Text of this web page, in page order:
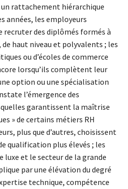
rattachement hiérarchique
années, les employeurs
des diplômés formés à
haut niveau et polyvalents ; les
ou d’écoles de commerce
lorsqu’ils complètent leur
option ou une spécialisation
l’émergence des
garantissent la maîtrise
» de certains métiers RH
plus que d’autres, choisissent
qualification plus élevés ; les
et le secteur de la grande
par une élévation du degré
technique, compétence